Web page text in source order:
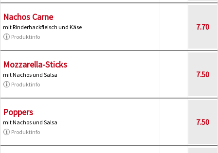
Nachos Carne
mit Rinderhackfleisch und Käse
Produktinfo
7.70
Mozzarella-Sticks
mit Nachos und Salsa
Produktinfo
7.50
Poppers
mit Nachos und Salsa
Produktinfo
7.50